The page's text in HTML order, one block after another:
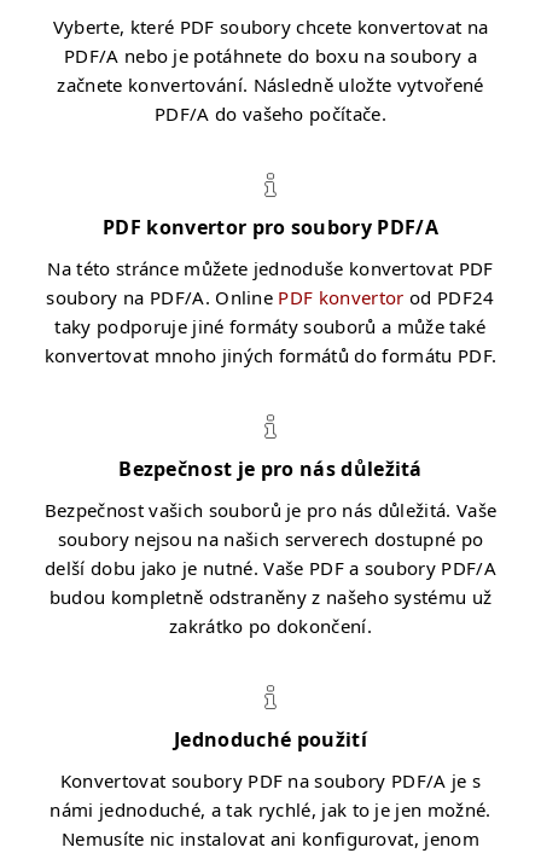
Vyberte, které PDF soubory chcete konvertovat na
PDF/A nebo je potáhnete do boxu na soubory a
začnete konvertování. Následně uložte vytvořené
PDF/A do vašeho počítače.
PDF konvertor pro soubory PDF/A
Na této stránce můžete jednoduše konvertovat PDF
soubory na PDF/A. Online PDF konvertor od PDF24
taky podporuje jiné formáty souborů a může také
konvertovat mnoho jiných formátů do formátu PDF.
Bezpečnost je pro nás důležitá
Bezpečnost vašich souborů je pro nás důležitá. Vaše
soubory nejsou na našich serverech dostupné po
delší dobu jako je nutné. Vaše PDF a soubory PDF/A
budou kompletně odstraněny z našeho systému už
zakrátko po dokončení.
Jednoduché použití
Konvertovat soubory PDF na soubory PDF/A je s
námi jednoduché, a tak rychlé, jak to je jen možné.
Nemusíte nic instalovat ani konfigurovat, jenom